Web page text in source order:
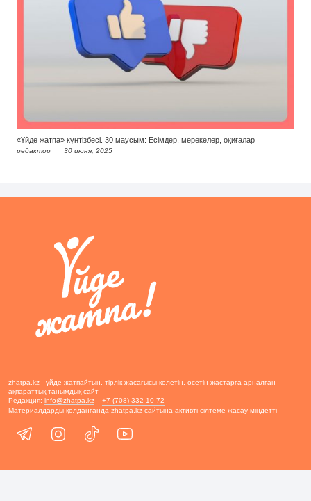
«Үйде жатпа» күнтізбесі. 30 маусым: Есімдер, мерекелер, оқиғалар
редактор 30 июня, 2025
zhatpa.kz - үйде жатпайтын, тірлік жасағысы келетін, өсетін жастарға арналған
ақпараттық-танымдық сайт
Редакция: info@zhatpa.kz
+7 (708) 332-10-72
Материалдарды қолданғанда zhatpa.kz сайтына активті сілтеме жасау міндетті